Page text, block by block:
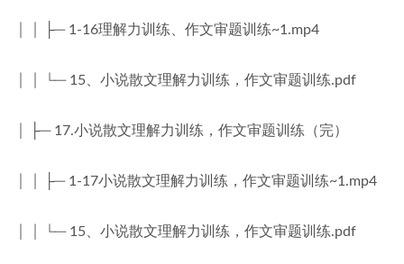
│ │ ├─ 1-16理解力训练、作文审题训练~1.mp4
│ │ └─ 15、小说散文理解力训练，作文审题训练.pdf
│ ├─ 17.小说散文理解力训练，作文审题训练（完）
│ │ ├─ 1-17小说散文理解力训练，作文审题训练~1.mp4
│ │ └─ 15、小说散文理解力训练，作文审题训练.pdf